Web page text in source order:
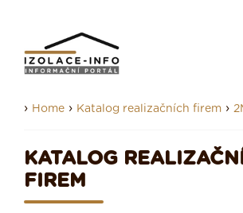
› Home › Katalog realizačních firem ›
KATALOG
FIREM